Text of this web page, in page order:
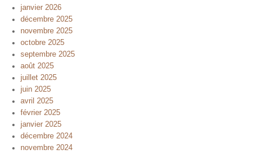
janvier 2026
décembre 2025
novembre 2025
octobre 2025
septembre 2025
août 2025
juillet 2025
juin 2025
avril 2025
février 2025
janvier 2025
décembre 2024
novembre 2024